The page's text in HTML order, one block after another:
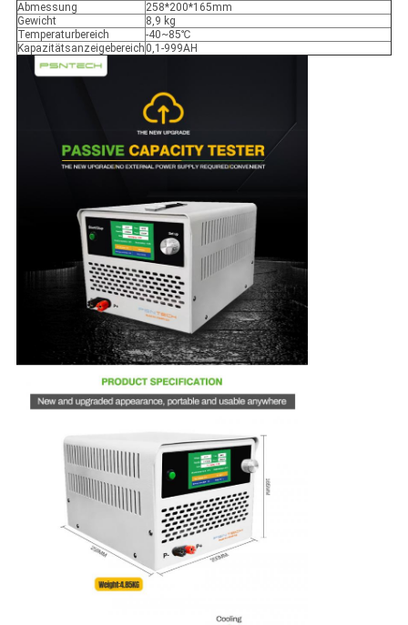
Abmessung
258*200*165mm
Gewicht
8,9 kg
Temperaturbereich
-40~85℃
Kapazitätsanzeigebereich 0,1-999AH